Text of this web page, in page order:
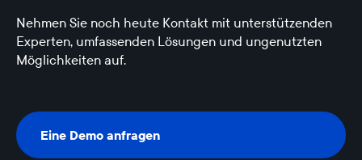
Nehmen Sie noch heute Kontakt mit unterstützenden
Experten, umfassenden Lösungen und ungenutzten
Möglichkeiten auf.
Eine Demo anfragen
Eine Demo anfragen